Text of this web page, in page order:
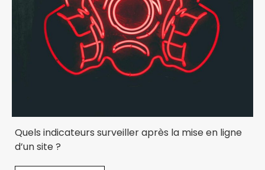
Quels indicateurs surveiller après la mise en ligne
d’un site ?